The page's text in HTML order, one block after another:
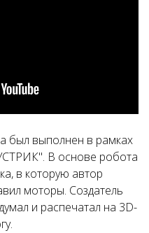
был выполнен в рамках
В основе робота
в которую автор
моторы. Создатель
и распечатал на 3D-